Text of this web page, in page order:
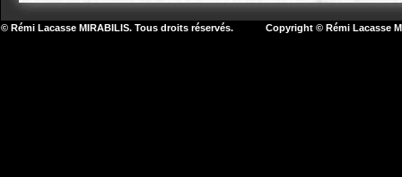
© Rémi Lacasse MIRABILIS. Tous droits réservés. Copyright © Rémi Lacasse